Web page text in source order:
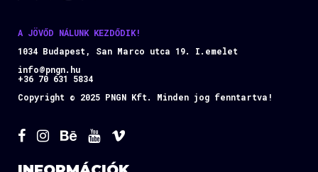
A JÖVŐD NÁLUNK KEZDŐDIK!
1034 Budapest, San Marco utca 19. I.emelet
info@pngn.hu
+36 70 631 5834
Copyright © 2025 PNGN Kft. Minden jog fenntartva!